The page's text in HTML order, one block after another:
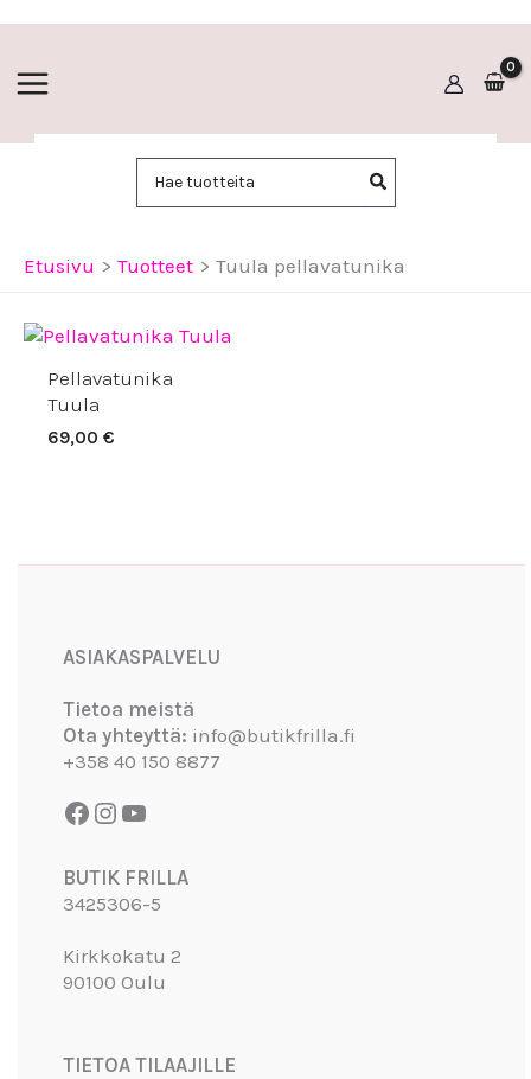
Etusivu Tuotteet Tuula pellavatunika
Pellavatunika
Tuula
69,00€
ASIAKASPALVELU
Tietoa meistä
Ota yhteyttä: info@butikfrilla.fi
+358 40 150 8877
BUTIK FRILLA
3425306-5
Kirkkokatu 2
90100 Oulu
TIETOA TILAAJILLE